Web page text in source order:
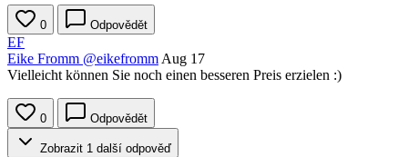
0 Odpovědět
EF
Eike Fromm @eikefromm Aug 17
Vielleicht können Sie noch einen besseren Preis erzielen :)
0 Odpovědět
Zobrazit 1 další odpověď